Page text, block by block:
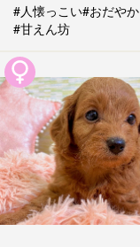
#人懐っこい#おだやか
#甘えん坊